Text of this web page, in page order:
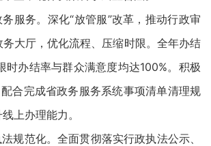
务。深化“放管服”改革，推动行政审
大厅，优化流程、压缩时限。全年办结
时办结率与群众满意度均达100%。积极
合完成省政务服务系统事项清单清理规
上办理能力。
范化。全面贯彻落实行政执法公示、